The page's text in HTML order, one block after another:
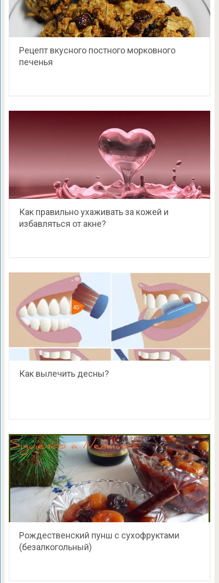
Рецепт вкусного постного морковного
печенья
Как правильно ухаживать за кожей и
избавляться от акне?
Как вылечить десны?
Рождественский пунш с сухофруктами
(безалкогольный)